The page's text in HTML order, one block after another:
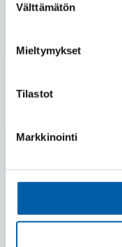
valinta
Välttämätön
Mieltymykset
Tilastot
Markkinointi
Kirkkokatu 11,